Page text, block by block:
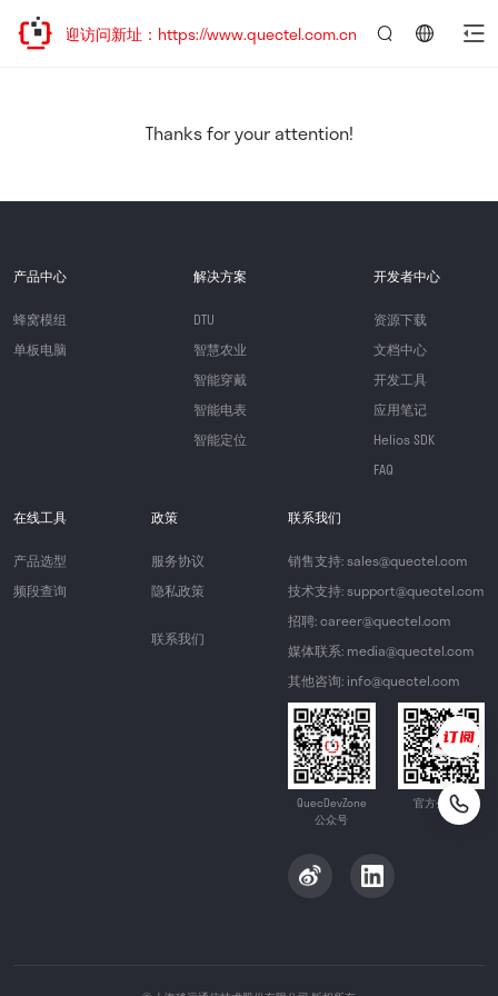
移，欢迎访问新址：https://www.quectel.com.cn
Thanks for your attention!
产品中心
蜂窝模组
单板电脑
解决方案
DTU
智慧农业
智能穿戴
智能电表
智能定位
开发者中心
资源下载
文档中心
开发工具
应用笔记
Helios SDK
FAQ
在线工具
产品选型
频段查询
政策
服务协议
隐私政策
联系我们
联系我们
销售支持: sales@quectel.com
技术支持: support@quectel.com
招聘: career@quectel.com
媒体联系: media@quectel.com
其他咨询: info@quectel.com
QuecDevZone
公众号
官方公众号